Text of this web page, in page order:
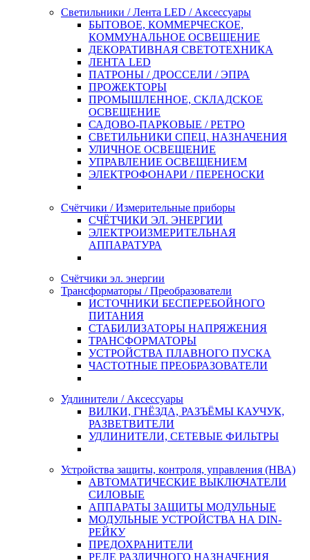
Светильники / Лента LED / Аксессуары
БЫТОВОЕ, КОММЕРЧЕСКОЕ,
КОММУНАЛЬНОЕ ОСВЕЩЕНИЕ
ДЕКОРАТИВНАЯ СВЕТОТЕХНИКА
ЛЕНТА LED
ПАТРОНЫ / ДРОССЕЛИ / ЭПРА
ПРОЖЕКТОРЫ
ПРОМЫШЛЕННОЕ, СКЛАДСКОЕ
ОСВЕЩЕНИЕ
САДОВО-ПАРКОВЫЕ / РЕТРО
СВЕТИЛЬНИКИ СПЕЦ. НАЗНАЧЕНИЯ
УЛИЧНОЕ ОСВЕЩЕНИЕ
УПРАВЛЕНИЕ ОСВЕЩЕНИЕМ
ЭЛЕКТРОФОНАРИ / ПЕРЕНОСКИ
Счётчики / Измерительные приборы
СЧЁТЧИКИ ЭЛ. ЭНЕРГИИ
ЭЛЕКТРОИЗМЕРИТЕЛЬНАЯ
АППАРАТУРА
Счётчики эл. энергии
Трансформаторы / Преобразователи
ИСТОЧНИКИ БЕСПЕРЕБОЙНОГО
ПИТАНИЯ
СТАБИЛИЗАТОРЫ НАПРЯЖЕНИЯ
ТРАНСФОРМАТОРЫ
УСТРОЙСТВА ПЛАВНОГО ПУСКА
ЧАСТОТНЫЕ ПРЕОБРАЗОВАТЕЛИ
Удлинители / Аксессуары
ВИЛКИ, ГНЁЗДА, РАЗЪЁМЫ КАУЧУК,
РАЗВЕТВИТЕЛИ
УДЛИНИТЕЛИ, СЕТЕВЫЕ ФИЛЬТРЫ
Устройства защиты, контроля, управления (НВА)
АВТОМАТИЧЕСКИЕ ВЫКЛЮЧАТЕЛИ
СИЛОВЫЕ
АППАРАТЫ ЗАЩИТЫ МОДУЛЬНЫЕ
МОДУЛЬНЫЕ УСТРОЙСТВА НА DIN-
РЕЙКУ
ПРЕДОХРАНИТЕЛИ
РЕЛЕ РАЗЛИЧНОГО НАЗНАЧЕНИЯ